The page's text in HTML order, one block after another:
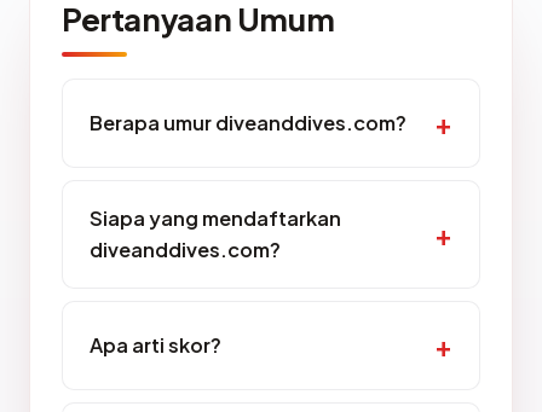
Pertanyaan Umum
Berapa umur diveanddives.com?
Siapa yang mendaftarkan
diveanddives.com?
Apa arti skor?